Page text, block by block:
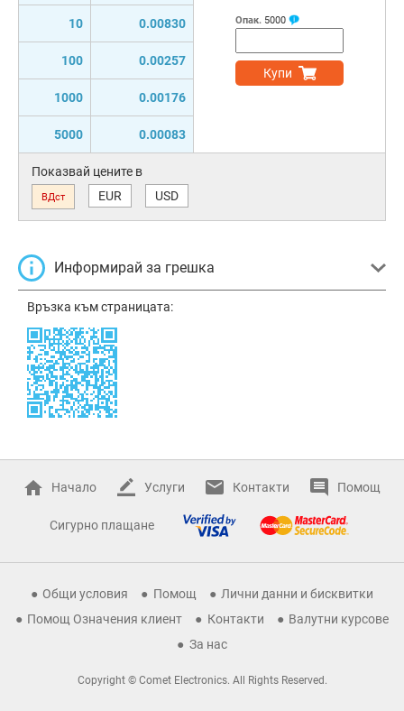
10 0.00830
100 0.00257
1000 0.00176
5000 0.00083
Опак. 5000
Купи
Показвай цените в
ВДст EUR USD
Информирай за грешка
Връзка към страницата:
Начало Услуги Контакти Помощ
Сигурно плащане
Общи условия Помощ
Лични данни и бисквитки
Помощ Означения клиент
Контакти
Валутни курсове
За нас
Copyright © Comet Electronics. All Rights Reserved.